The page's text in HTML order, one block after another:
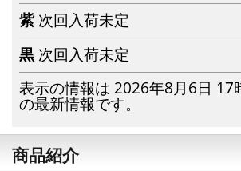
紫 次回入荷未定
黒 次回入荷未定
表示の情報は 2026年8月6日 17
の最新情報です。
商品紹介